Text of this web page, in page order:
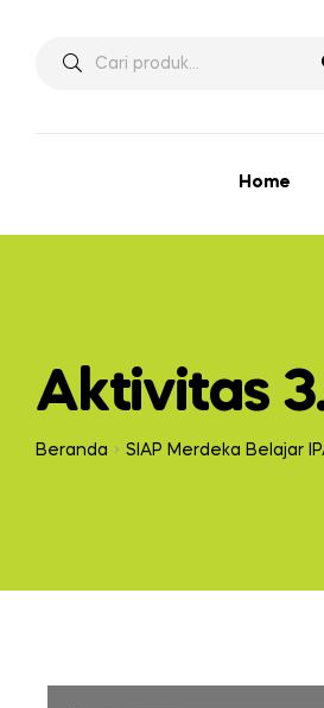
Home
Aktivitas
Beranda SIAP Merdeka Belajar